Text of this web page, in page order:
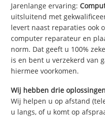
Jarenlange ervaring:
uitsluitend met
levert naast reparaties ook
computer reparateur en
norm. Dat geeft u 100%
is en bent u verzekerd van
hiermee voorkomen.
Wij hebben drie
Wij helpen u op afstand
u langs, of u komt op